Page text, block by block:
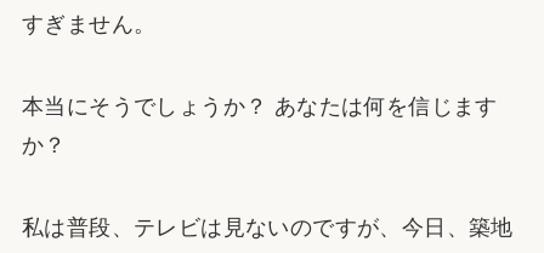
すぎません。
本当にそうでしょうか？ あなたは何を信じます
か？
私は普段、テレビは見ないのですが、今日、築地